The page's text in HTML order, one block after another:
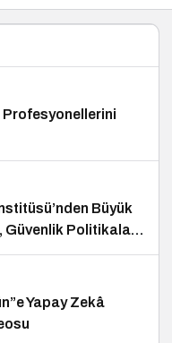
Profesyonellerini
Büyük
Politikaları
Yapay Zekâ